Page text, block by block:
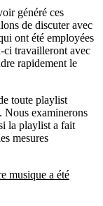
généré ces
de discuter avec
ont été employées
ci travailleront avec
rapidement le
toute playlist
Nous examinerons
la playlist a fait
mesures
musique a été